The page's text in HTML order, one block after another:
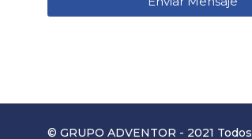
© GRUPO ADVENTOR - 2021